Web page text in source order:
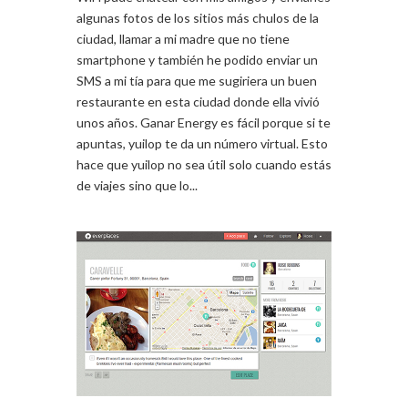
algunas fotos de los sitios más chulos de la
ciudad, llamar a mi madre que no tiene
smartphone y también he podido enviar un
SMS a mi tía para que me sugiriera un buen
restaurante en esta ciudad donde ella vivió
unos años. Ganar Energy es fácil porque si te
apuntas, yuilop te da un número virtual. Esto
hace que yuilop no sea útil solo cuando estás
de viajes sino que lo...